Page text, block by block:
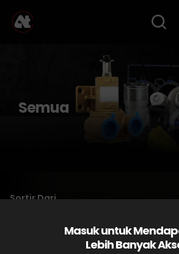
Semua
Sortir Dari
Masuk untuk
Lebih Banyak